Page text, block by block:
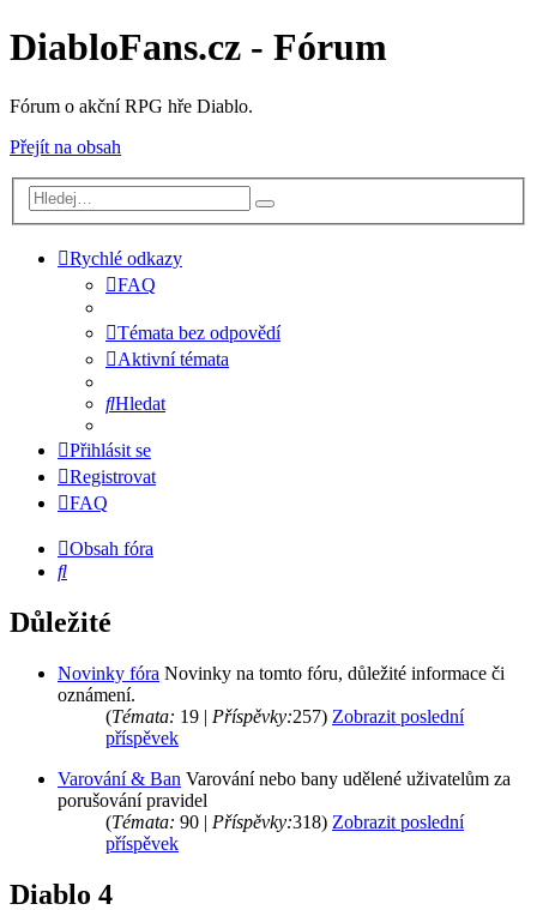
DiabloFans.cz - Fórum
Fórum o akční RPG hře Diablo.
Přejít na obsah
Rychlé odkazy
FAQ
Témata bez odpovědí
Aktivní témata
Hledat
Přihlásit se
Registrovat
FAQ
Obsah fóra
Hledat
Důležité
Novinky fóra Novinky na tomto fóru, důležité informace či
oznámení.
(Témata: 19 | Příspěvky:257) Zobrazit poslední
příspěvek
Varování & Ban Varování nebo bany udělené uživatelům za
porušování pravidel
(Témata: 90 | Příspěvky:318) Zobrazit poslední
příspěvek
Diablo 4